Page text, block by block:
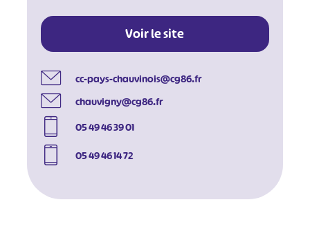
Voir le site
cc-pays-chauvinois@cg86.fr
chauvigny@cg86.fr
05 49 46 39 01
05 49 46 14 72